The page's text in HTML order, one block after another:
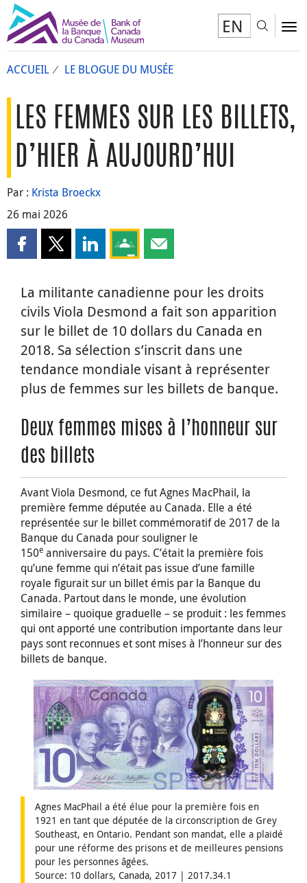
EN
ACCUEIL LE BLOGUE DU MUSÉE
LES FEMMES SUR LES BILLETS,
D’HIER À AUJOURD’HUI
Par : Krista Broeckx
26 mai 2026
Partager cette page sur Facebook
Partager cette page sur X
Partager cette page sur LinkedIn
Partagez cette page sur Google
Partager cette page par
La militante canadienne pour les droits
civils Viola Desmond a fait son apparition
sur le billet de 10 dollars du Canada en
2018. Sa sélection s’inscrit dans une
tendance mondiale visant à représenter
plus de femmes sur les billets de banque.
Deux femmes mises à l’honneur sur
des billets
Avant Viola Desmond, ce fut Agnes MacPhail, la
première femme députée au Canada. Elle a été
représentée sur le billet commémoratif de 2017 de la
Banque du Canada pour souligner le
150e anniversaire du pays. C’était la première fois
qu’une femme qui n’était pas issue d’une famille
royale figurait sur un billet émis par la Banque du
Canada. Partout dans le monde, une évolution
similaire – quoique graduelle – se produit : les femmes
qui ont apporté une contribution importante dans leur
pays sont reconnues et sont mises à l’honneur sur des
billets de banque.
Agnes MacPhail a été élue pour la première fois en
1921 en tant que députée de la circonscription de Grey
Southeast, en Ontario. Pendant son mandat, elle a plaidé
pour une réforme des prisons et de meilleures pensions
pour les personnes âgées.
Source: 10 dollars, Canada, 2017 | 2017.34.1